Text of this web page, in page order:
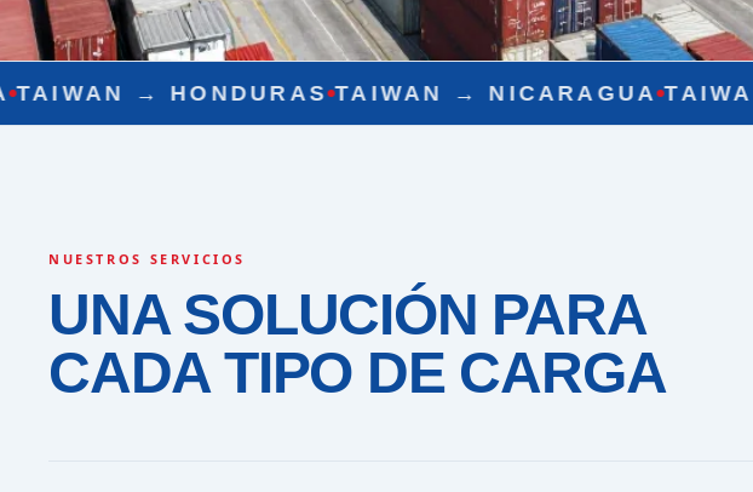
TAIWAN →NICARAGUA TAIWAN →GUATEMALA
NUESTROS SERVICIOS
UNA SOLUCIÓN PARA
CADA TIPO DE CARGA